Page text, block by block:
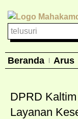
Beranda Arus
DPRD
Layanan